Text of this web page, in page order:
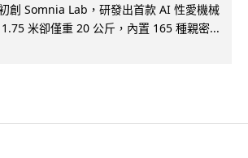
創 Somnia Lab，研發出首款 AI 性愛機械
米卻僅重 20 公斤，內置 165 種親密...